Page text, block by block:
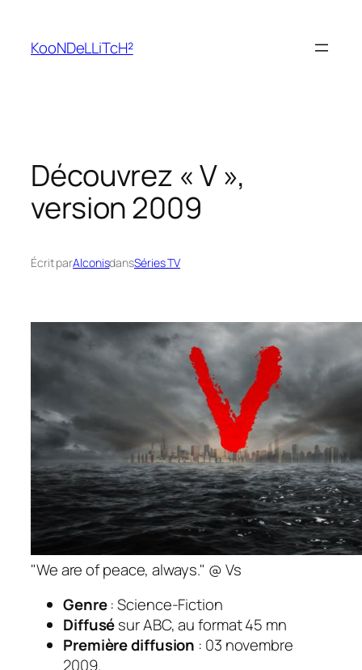
contenu
KooNDeLLiTcH²
Découvrez « V »,
version 2009
Écrit parAlconisdansSéries TV
"We are of peace, always." @ Vs
Genre: Science-Fiction
Diffusésur ABC, au format 45 mn
Première diffusion : 03 novembre
2009.